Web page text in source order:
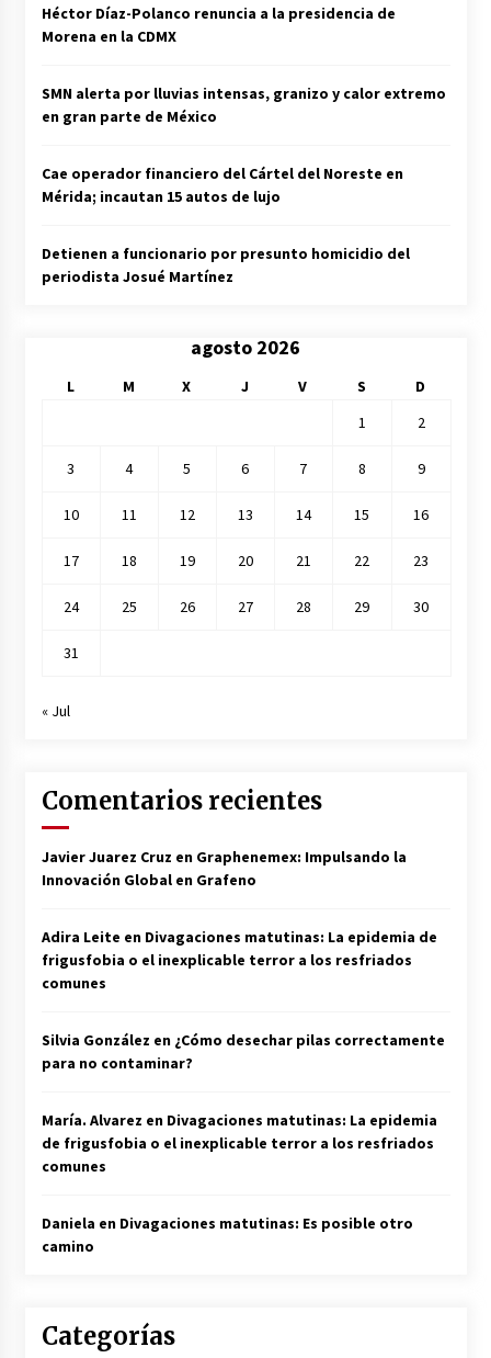
Héctor Díaz-Polanco renuncia a la presidencia de
Morena en la CDMX
SMN alerta por lluvias intensas, granizo y calor extremo
en gran parte de México
Cae operador financiero del Cártel del Noreste en
Mérida; incautan 15 autos de lujo
Detienen a funcionario por presunto homicidio del
periodista Josué Martínez
agosto 2026
L M X J V S
D
1
2
3 4 5 6 7 8 9
10 11 12 13 14 15 16
17 18 19 20 21 22 23
24 25 26 27 28 29 30
31
« Jul
Comentarios recientes
Javier Juarez Cruz en Graphenemex: Impulsando la
Innovación Global en Grafeno
Adira Leite en Divagaciones matutinas: La epidemia de
frigusfobia o el inexplicable terror a los resfriados
comunes
Silvia González en ¿Cómo desechar pilas correctamente
para no contaminar?
María. Alvarez en Divagaciones matutinas: La epidemia
de frigusfobia o el inexplicable terror a los resfriados
comunes
Daniela en Divagaciones matutinas: Es posible otro
camino
Categorías